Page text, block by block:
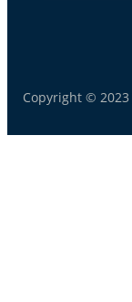
Copyright © 2023